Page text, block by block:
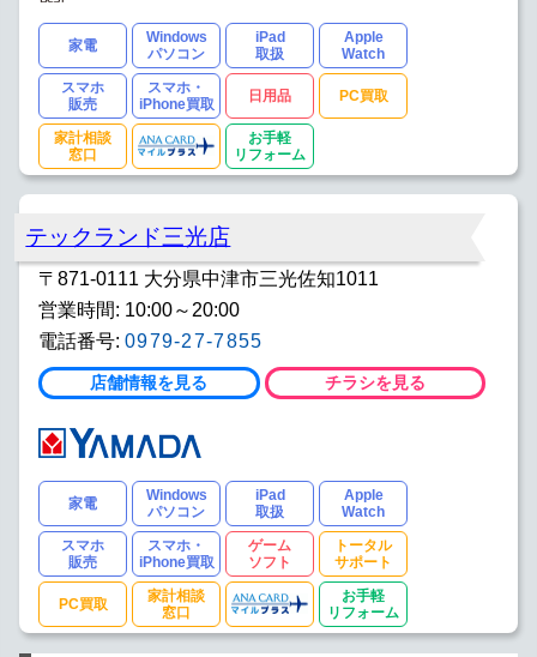
家電
Windows
パソコン
iPad
取扱
Apple
Watch
スマホ
販売
スマホ・
iPhone買取
日用品 PC買取
家計相談
窓口
お手軽
リフォーム
テックランド三光店
〒871-0111 大分県中津市三光佐知1011
営業時間: 10:00～20:00
電話番号: 0979-27-7855
店舗情報を見る チラシを見る
家電
Windows
パソコン
iPad
取扱
Apple
Watch
スマホ
販売
スマホ・
iPhone買取
ゲーム
ソフト
トータル
サポート
PC買取
家計相談
窓口
お手軽
リフォーム